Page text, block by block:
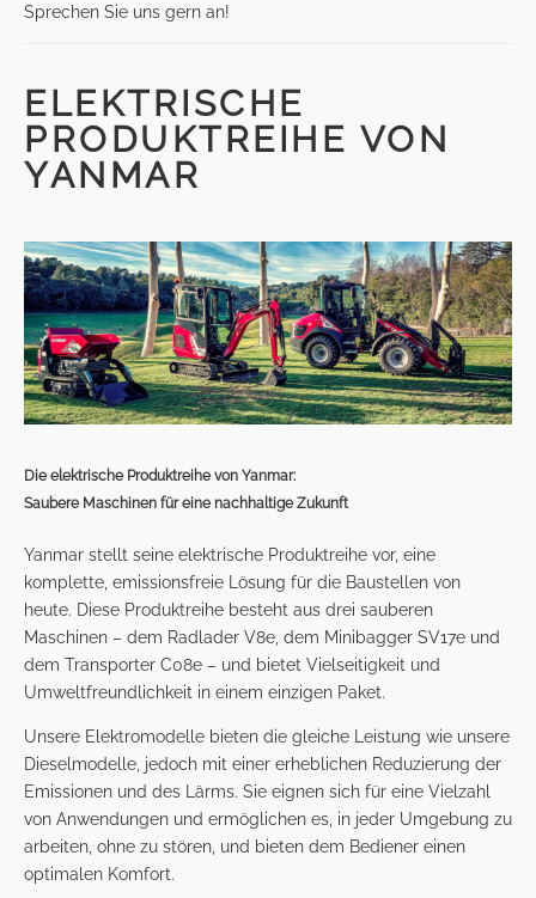
Sprechen Sie uns gern an!
ELEKTRISCHE
PRODUKTREIHE VON
YANMAR
Die elektrische Produktreihe von Yanmar:
Saubere Maschinen für eine nachhaltige Zukunft
Yanmar stellt seine elektrische Produktreihe vor, eine
komplette, emissionsfreie Lösung für die Baustellen von
heute. Diese Produktreihe besteht aus drei sauberen
Maschinen – dem Radlader V8e, dem Minibagger SV17e und
dem Transporter C08e – und bietet Vielseitigkeit und
Umweltfreundlichkeit in einem einzigen Paket.
Unsere Elektromodelle bieten die gleiche Leistung wie unsere
Dieselmodelle, jedoch mit einer erheblichen Reduzierung der
Emissionen und des Lärms. Sie eignen sich für eine Vielzahl
von Anwendungen und ermöglichen es, in jeder Umgebung zu
arbeiten, ohne zu stören, und bieten dem Bediener einen
optimalen Komfort.